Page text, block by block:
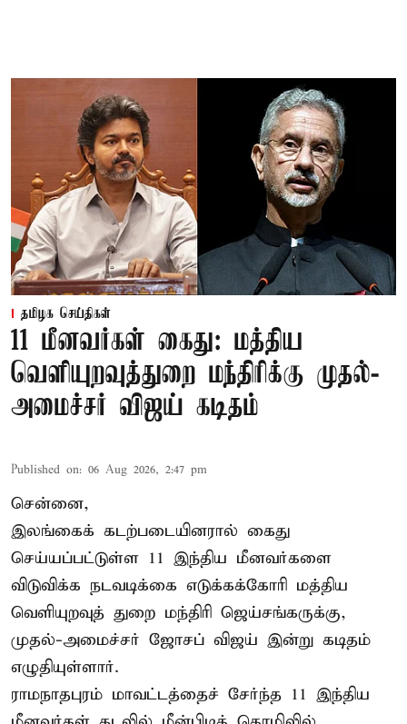
தமிழக செய்திகள்
11 மீனவர்கள் கைது: மத்திய
வெளியுறவுத்துறை மந்திரிக்கு முதல்-
அமைச்சர் விஜய் கடிதம்
Published on: 06 Aug 2026, 2:47 pm
சென்னை,
இலங்கைக் கடற்படையினரால் கைது
செய்யப்பட்டுள்ள 11 இந்திய மீனவர்களை
விடுவிக்க நடவடிக்கை எடுக்கக்கோரி மத்திய
வெளியுறவுத் துறை மந்திரி ஜெய்சங்கருக்கு,
முதல்-அமைச்சர் ஜோசப் விஜய் இன்று கடிதம்
எழுதியுள்ளார்.
ராமநாதபுரம் மாவட்டத்தைச் சேர்ந்த 11 இந்திய